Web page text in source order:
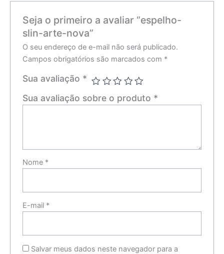
Seja o primeiro a avaliar “espelho-
slin-arte-nova”
O seu endereço de e-mail não será publicado.
Campos obrigatórios são marcados com *
Sua avaliação *
Sua avaliação sobre o produto *
Nome *
E-mail *
Salvar meus dados neste navegador para a